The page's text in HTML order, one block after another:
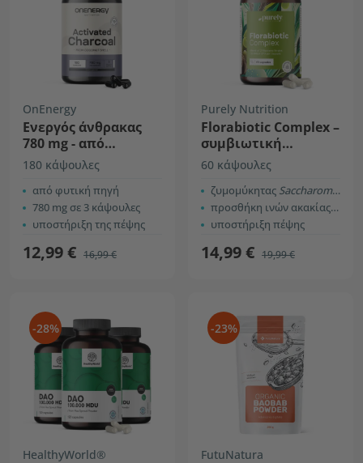
OnEnergy
Ενεργός άνθρακας
780 mg - από
κέλυφος καρύδας
180 κάψουλες
από φυτική πηγή
780 mg σε 3 κάψουλες
υποστήριξη της πέψης
12,99 € 16,99 €
Purely Nutrition
Florabiotic Complex –
συμβιωτική
φόρμουλα με 30
δισεκατομμύρια CFU
60 κάψουλες
ζυμομύκητας Saccharomyces boulardii
προσθήκη ινών ακακίας, B2 και B6
υποστήριξη πέψης
14,99 € 19,99 €
-28%
HealthyWorld®
-23%
FutuNatura